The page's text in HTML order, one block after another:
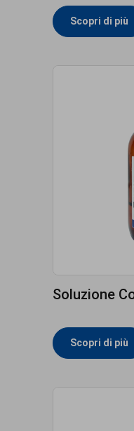
Scopri di più
Soluzione
Scopri di più